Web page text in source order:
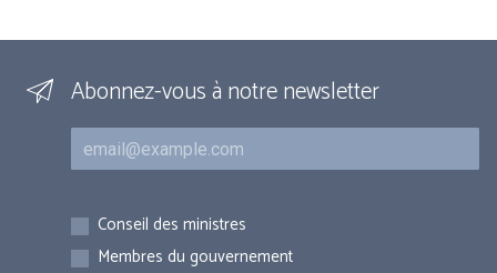
Abonnez-vous à notre newsletter
Courriel
Inscriptions
Conseil des ministres
Membres du gouvernement